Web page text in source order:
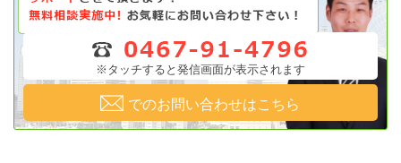
※タッチすると発信画面が表示されます
でのお問い合わせはこちら